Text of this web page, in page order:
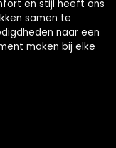
en stijl heeft ons
samen te
naar een
maken bij elke